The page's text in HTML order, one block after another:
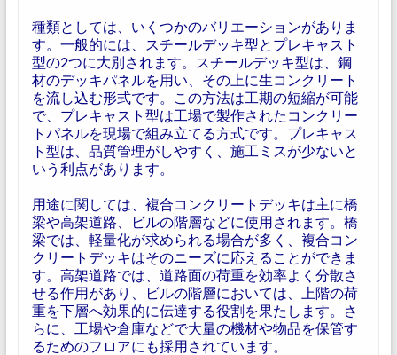
種類としては、いくつかのバリエーションがありま
す。一般的には、スチールデッキ型とプレキャスト
型の2つに大別されます。スチールデッキ型は、鋼
材のデッキパネルを用い、その上に生コンクリート
を流し込む形式です。この方法は工期の短縮が可能
で、プレキャスト型は工場で製作されたコンクリー
トパネルを現場で組み立てる方式です。プレキャス
ト型は、品質管理がしやすく、施工ミスが少ないと
いう利点があります。
用途に関しては、複合コンクリートデッキは主に橋
梁や高架道路、ビルの階層などに使用されます。橋
梁では、軽量化が求められる場合が多く、複合コン
クリートデッキはそのニーズに応えることができま
す。高架道路では、道路面の荷重を効率よく分散さ
せる作用があり、ビルの階層においては、上階の荷
重を下層へ効果的に伝達する役割を果たします。さ
らに、工場や倉庫などで大量の機材や物品を保管す
るためのフロアにも採用されています。